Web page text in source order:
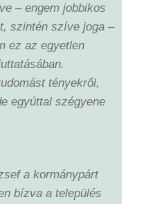
– engem jobbikos
szintén szíve joga –
ez az egyetlen
tényekről,
egyúttal szégyene
a kormánypárt
bízva a település